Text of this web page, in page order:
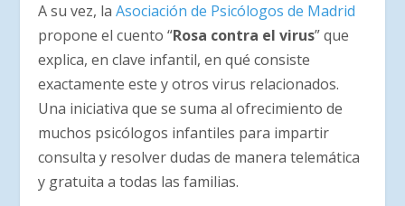
A su vez, laAsociación de Psicólogos de Madrid
propone el cuento “Rosa contra el virus” que
explica, en clave infantil, en qué consiste
exactamente este y otros virus relacionados.
Una iniciativa que se suma al ofrecimiento de
muchos psicólogos infantiles para impartir
consulta y resolver dudas de manera telemática
y gratuita a todas las familias.